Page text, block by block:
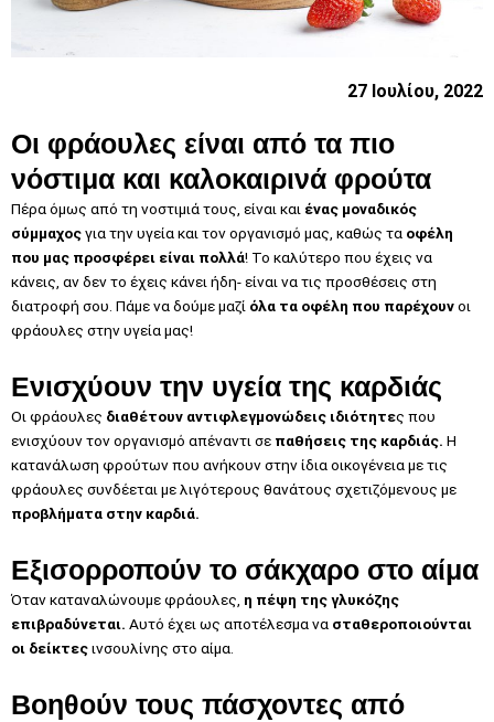
27 Ιουλίου, 2022
Οι φράουλες είναι από τα πιο
νόστιμα και καλοκαιρινά φρούτα
Πέρα όμως από τη νοστιμιά τους, είναι και ένας μοναδικός
σύμμαχοςγια την υγεία και τον οργανισμό μας, καθώς τα οφέλη
που μας προσφέρει είναι πολλά! Το καλύτερο που έχεις να
κάνεις, αν δεν το έχεις κάνει ήδη- είναι να τις προσθέσεις στη
διατροφή σου. Πάμε να δούμε μαζί όλα τα οφέλη που παρέχουνοι
φράουλες στην υγεία μας!
Ενισχύουν την υγεία της καρδιάς
Οι φράουλες διαθέτουν αντιφλεγμονώδεις ιδιότητες που
ενισχύουν τον οργανισμό απέναντι σε παθήσεις της καρδιάς. Η
κατανάλωση φρούτων που ανήκουν στην ίδια οικογένεια με τις
φράουλες συνδέεται με λιγότερους θανάτους σχετιζόμενους με
προβλήματα στην καρδιά.
Εξισορροπούν το σάκχαρο στο αίμα
Όταν καταναλώνουμε φράουλες, η πέψη της γλυκόζης
επιβραδύνεται. Αυτό έχει ως αποτέλεσμα να σταθεροποιούνται
οι δείκτεςινσουλίνης στο αίμα.
Βοηθούν τους πάσχοντες από